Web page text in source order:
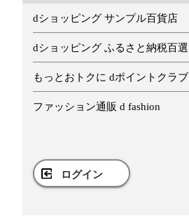
dショッピング サンプル百貨店
dショッピング ふるさと納税百選
もっとおトクに dポイントクラブ
ファッション通販 d fashion
ログイン